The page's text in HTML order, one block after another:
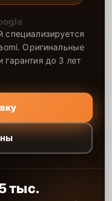
Оригинальные
до 3 лет
тыс.